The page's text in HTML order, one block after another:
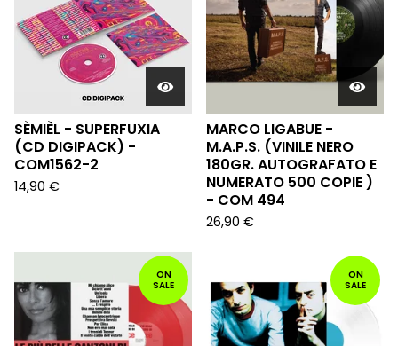
SÈMIÈL - SUPERFUXIA
(CD DIGIPACK) -
COM1562-2
14,90 €
MARCO LIGABUE -
M.A.P.S. (VINILE NERO
180GR. AUTOGRAFATO E
NUMERATO 500 COPIE )
- COM 494
26,90 €
ON
SALE
ON
SALE